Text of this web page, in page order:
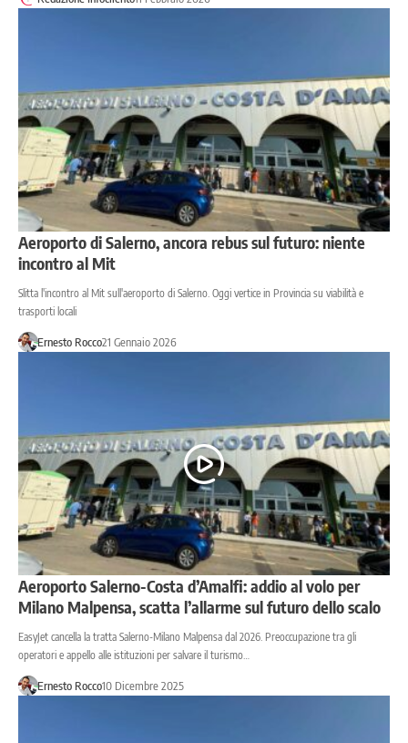
Aeroporto di Salerno, ancora rebus sul futuro: niente
incontro al Mit
Slitta l'incontro al Mit sull'aeroporto di Salerno. Oggi vertice in Provincia su viabilità e
trasporti locali
Ernesto Rocco21 Gennaio 2026
Aeroporto Salerno-Costa d’Amalfi: addio al volo per
Milano Malpensa, scatta l’allarme sul futuro dello scalo
EasyJet cancella la tratta Salerno-Milano Malpensa dal 2026. Preoccupazione tra gli
operatori e appello alle istituzioni per salvare il turismo…
Ernesto Rocco10 Dicembre 2025